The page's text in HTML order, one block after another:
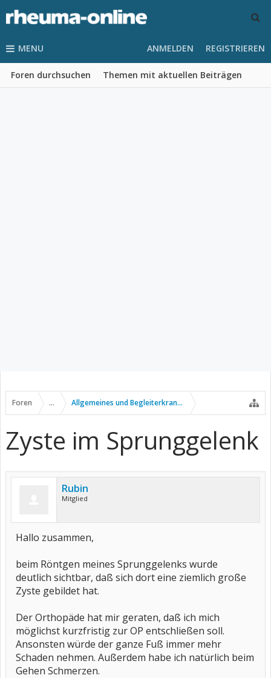
MENU
Foren durchsuchen Themen mit aktuellen Beiträgen
ANMELDEN REGISTRIEREN
Foren ... Allgemeines und Begleiterkrankungen
Zyste im Sprunggelenk
Rubin
Mitglied
Hallo zusammen,
beim Röntgen meines Sprunggelenks wurde
deutlich sichtbar, daß sich dort eine ziemlich große
Zyste gebildet hat.
Der Orthopäde hat mir geraten, daß ich mich
möglichst kurzfristig zur OP entschließen soll.
Ansonsten würde der ganze Fuß immer mehr
Schaden nehmen. Außerdem habe ich natürlich beim
Gehen Schmerzen.